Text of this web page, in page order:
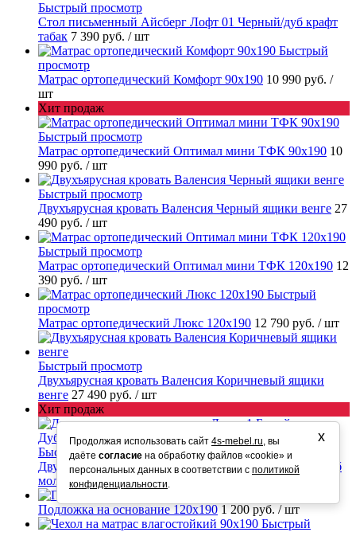
Быстрый просмотр
Стол письменный Айсберг Лофт 01 Черный/дуб крафт
табак 7 390 руб. / шт
Быстрый
просмотр
Матрас ортопедический Комфорт 90х190 10 990 руб. /
шт
Хит продаж
Быстрый просмотр
Матрас ортопедический Оптимал мини ТФК 90х190 10
990 руб. / шт
Быстрый просмотр
Двухъярусная кровать Валенсия Черный ящики венге 27
490 руб. / шт
Быстрый просмотр
Матрас ортопедический Оптимал мини ТФК 120х190 12
390 руб. / шт
Быстрый
просмотр
Матрас ортопедический Люкс 120х190 12 790 руб. / шт
Быстрый просмотр
Двухъярусная кровать Валенсия Коричневый ящики
венге 27 490 руб. / шт
Хит продаж
Быстрый просмотр
Двухъярусная кровать-диван Дакар 1 Белый ящики Дуб
молочный 49 390 руб./ шт
Подложка на основание 120х190 1 200 руб. / шт
Быстрый
Продолжая использовать сайт 4s-mebel.ru, вы
даёте согласие на обработку файлов «cookie» и
персональных данных в соответствии с политикой
конфиденциальности.
х